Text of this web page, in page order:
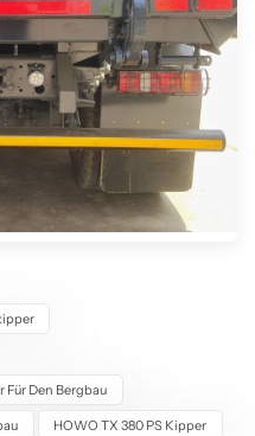
Den Bergbau
HOWO TX 380 PS Kipper